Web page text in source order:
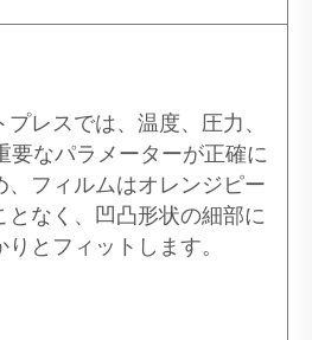
レスでは、温度、圧力、
要なパラメーターが正確に
、フィルムはオレンジピー
となく、凹凸形状の細部に
とフィットします。